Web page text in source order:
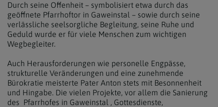
Durch seine Offenheit – symbolisiert etwa durch das
geöffnete Pfarrhoftor in Gaweinstal – sowie durch seine
verlässliche seelsorgliche Begleitung, seine Ruhe und
Geduld wurde er für viele Menschen zum wichtigen
Wegbegleiter.
Auch Herausforderungen wie personelle Engpässe,
strukturelle Veränderungen und eine zunehmende
Bürokratie meisterte Pater Anton stets mit Besonnenheit
und Hingabe. Die vielen Projekte, vor allem die Sanierung
des Pfarrhofes in Gaweinstal , Gottesdienste,